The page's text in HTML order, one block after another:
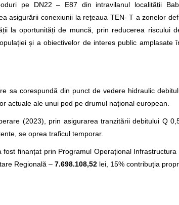
pe DN22 – E87 din intravilanul localității
asigurării conexiunii la rețeaua TEN- T a zonelor
la oportunități de muncă, prin reducerea riscului
și a obiectivelor de interes public amplasate
sa corespundă din punct de vedere hidraulic
actuale ale unui pod pe drumul național european.
(2023), prin asigurarea tranzitării debitului Q
se oprea traficul temporar.
finanțat prin Programul Operațional
Regională – 7.698.108,52 lei, 15% contribuția